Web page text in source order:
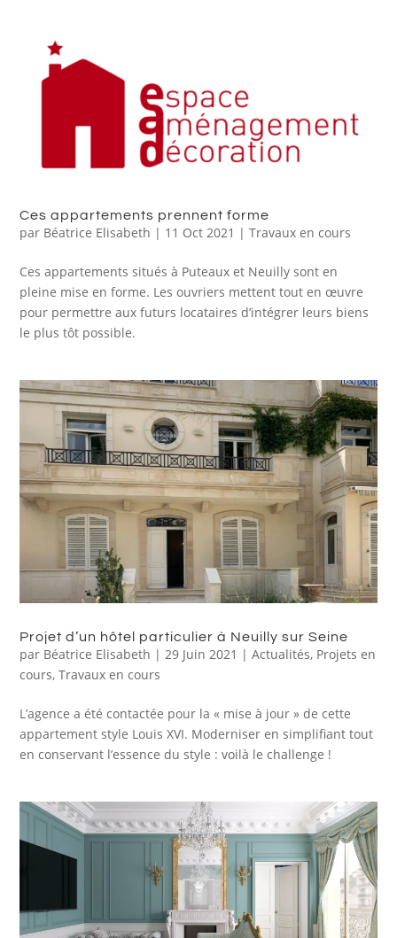
Ces appartements prennent forme
par Béatrice Elisabeth | 11 Oct 2021 |Travaux en cours
Ces appartements situés à Puteaux et Neuilly sont en
pleine mise en forme. Les ouvriers mettent tout en œuvre
pour permettre aux futurs locataires d’intégrer leurs biens
le plus tôt possible.
Projet d’un hôtel particulier à Neuilly sur Seine
par Béatrice Elisabeth | 29 Juin 2021 |Actualités, Projets en
cours,Travaux en cours
L’agence a été contactée pour la « mise à jour » de cette
appartement style Louis XVI. Moderniser en simplifiant tout
en conservant l’essence du style : voilà le challenge !